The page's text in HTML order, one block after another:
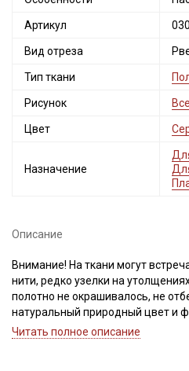
Артикул
Вид отреза
Тип ткани
Рисунок
Цвет
Назначение
Описание
Внимание! На ткани могут
нити, редко узелки на
полотно не окрашивалось, не
натуральный природный цвет и
При продаже отрез рвем по
Читать полное описание